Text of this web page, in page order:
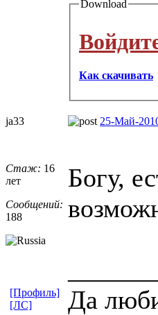
Download
Как скачивать
ja33
Стаж: 16
лет
Сообщений:
188
25-Май-
Богу,
Да
[Профиль]
[ЛС]